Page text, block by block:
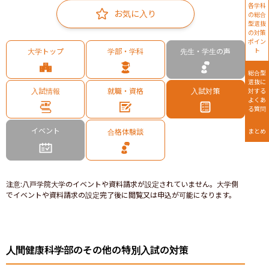
お気に入り
大学トップ 学部・学科 先生・学生の声
入試情報 就職・資格 入試対策
イベント 合格体験談
注意:八戸学院大学のイベントや資料請求が設定されていません。大学側
でイベントや資料請求の設定完了後に閲覧又は申込が可能になります。
人間健康科学部のその他の特別入試の対策
各学科
の総合
型選抜
の対策
ポイン
ト
総合型
選抜に
対する
よくあ
る質問
まとめ